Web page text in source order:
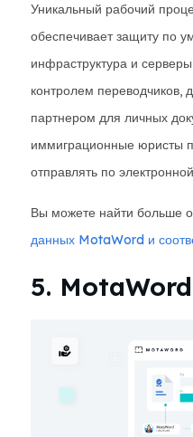
Уникальный рабочий
обеспечивает защиту по
инфраструктура и
контролем переводчиков,
партнером для личных
иммиграционные юристы
отправлять по
Вы можете найти больше о
данных MotaWord и
5.